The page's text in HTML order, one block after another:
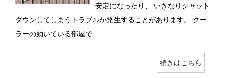
安定になったり、 いきなりシャット
ダウンしてしまうトラブルが発生することがあります。 クー
ラーの効いている部屋で...
続きはこちら